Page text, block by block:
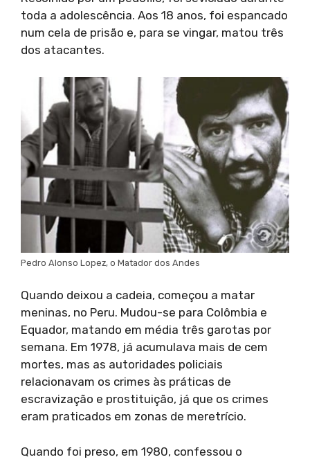
toda a adolescência. Aos 18 anos, foi espancado
num cela de prisão e, para se vingar, matou três
dos atacantes.
Pedro Alonso Lopez, o Matador dos Andes
Quando deixou a cadeia, começou a matar
meninas, no Peru. Mudou-se para Colômbia e
Equador, matando em média três garotas por
semana. Em 1978, já acumulava mais de cem
mortes, mas as autoridades policiais
relacionavam os crimes às práticas de
escravização e prostituição, já que os crimes
eram praticados em zonas de meretrício.
Quando foi preso, em 1980, confessou o